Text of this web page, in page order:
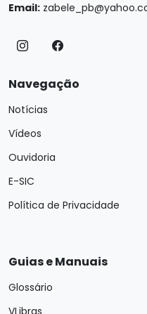
Email:
Navegação
Notícias
Vídeos
Ouvidoria
E-SIC
Política de Privacidade
Guias e Manuais
Glossário
VLibras